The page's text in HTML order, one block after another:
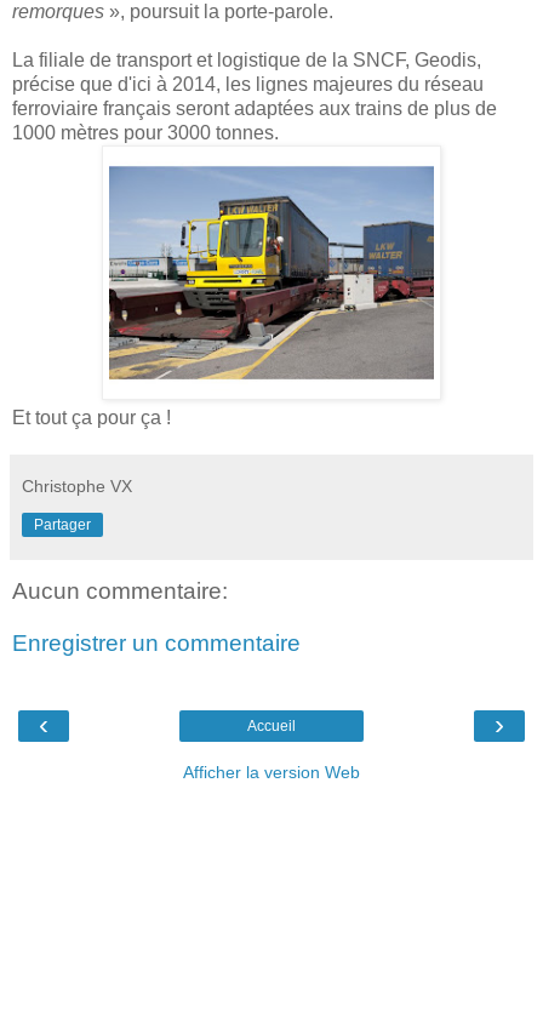
remorques », poursuit la porte-parole.
La filiale de transport et logistique de la SNCF, Geodis,
précise que d'ici à 2014, les lignes majeures du réseau
ferroviaire français seront adaptées aux trains de plus de
1000 mètres pour 3000 tonnes.
Et tout ça pour ça !
Christophe VX
Partager
Aucun commentaire:
Enregistrer un commentaire
‹ ›
Accueil
Afficher la version Web